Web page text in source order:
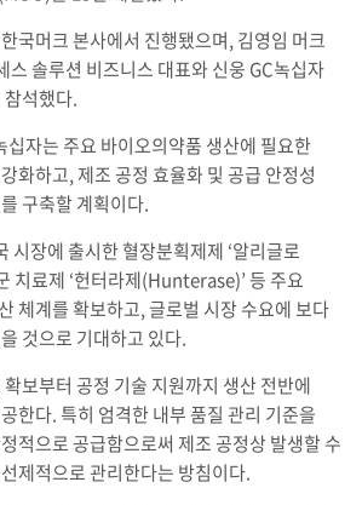
국머크 본사에서 진행됐으며, 김영임 머크
스 솔루션 비즈니스 대표와 신웅 GC녹십자
석했다.
십자는 주요 바이오의약품 생산에 필요한
화하고, 제조 공정 효율화 및 공급 안정성
구축할 계획이다.
시장에 출시한 혈장분획제제 ‘알리글로
치료제 ‘헌터라제(Hunterase)’ 등 주요
체계를 확보하고, 글로벌 시장 수요에 보다
것으로 기대하고 있다.
보부터 공정 기술 지원까지 생산 전반에
한다. 특히 엄격한 내부 품질 관리 기준을
적으로 공급함으로써 제조 공정상 발생할 수
제적으로 관리한다는 방침이다.